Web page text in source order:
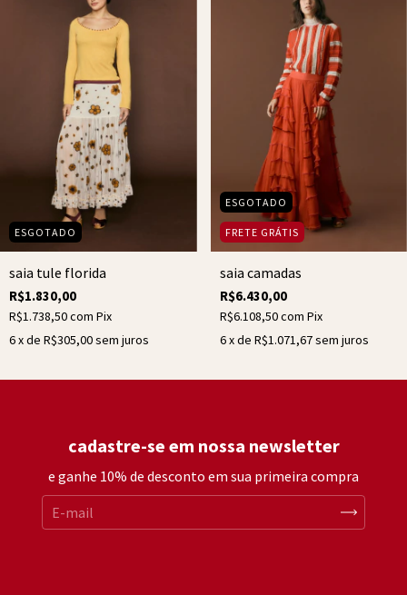
ESGOTADO
saia tule florida
R$1.830,00
R$1.738,50com Pix
6x de R$305,00sem juros
ESGOTADO
FRETE GRÁTIS
saia camadas
R$6.430,00
R$6.108,50com Pix
6x de R$1.071,67sem juros
cadastre-se em nossa newsletter
e ganhe 10% de desconto em sua primeira compra